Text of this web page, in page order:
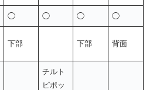
◯ ◯ ◯ ◯
下部 下部 背面
チルト
ピポッ